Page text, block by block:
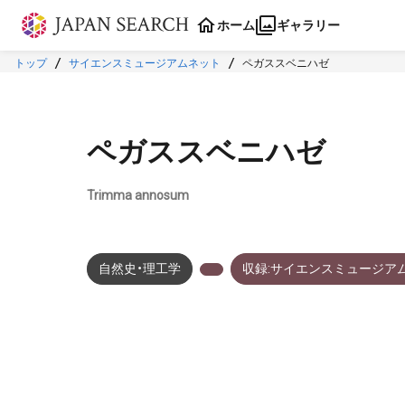
本文に飛ぶ
ホーム ギャラリー
トップ サイエンスミュージアムネット ペガススベニハゼ
ペガススベニハゼ
Trimma annosum
自然史・理工学 収録:サイエンスミュージア